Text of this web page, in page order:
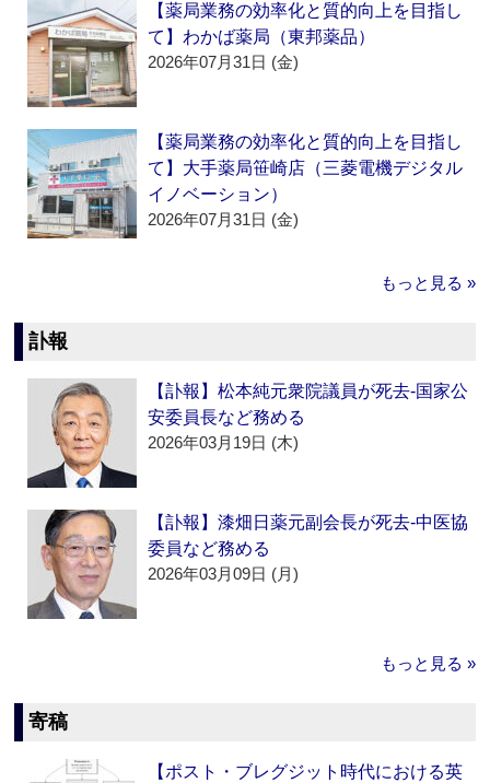
【薬局業務の効率化と質的向上を目指し
て】わかば薬局（東邦薬品）
2026年07月31日 (金)
【薬局業務の効率化と質的向上を目指し
て】大手薬局笹崎店（三菱電機デジタル
イノベーション）
2026年07月31日 (金)
もっと見る »
訃報
【訃報】松本純元衆院議員が死去‐国家公
安委員長など務める
2026年03月19日 (木)
【訃報】漆畑日薬元副会長が死去‐中医協
委員など務める
2026年03月09日 (月)
もっと見る »
寄稿
【ポスト・ブレグジット時代における英